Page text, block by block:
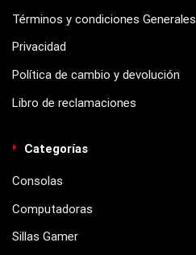
Términos y condiciones Generales
Privacidad
Política de cambio y devolución
Libro de reclamaciones
Categorías
Consolas
Computadoras
Sillas Gamer